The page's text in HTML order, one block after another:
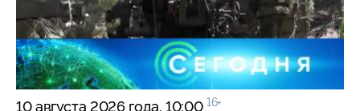
10 августа 2026 года. 10:00 16+